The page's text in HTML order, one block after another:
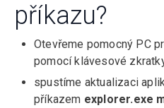
příkazu?
Otevřeme pomocný PC
pomocí klávesové
spustíme aktualizaci
příkazem explorer.exe